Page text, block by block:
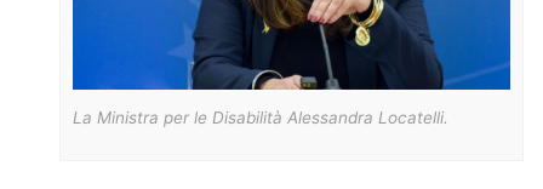
La Ministra per le Disabilità Alessandra Locatelli.